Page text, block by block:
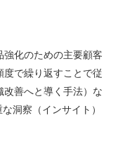
化のための主要顧客
で繰り返すことで従
善へと導く手法）な
洞察（インサイト）